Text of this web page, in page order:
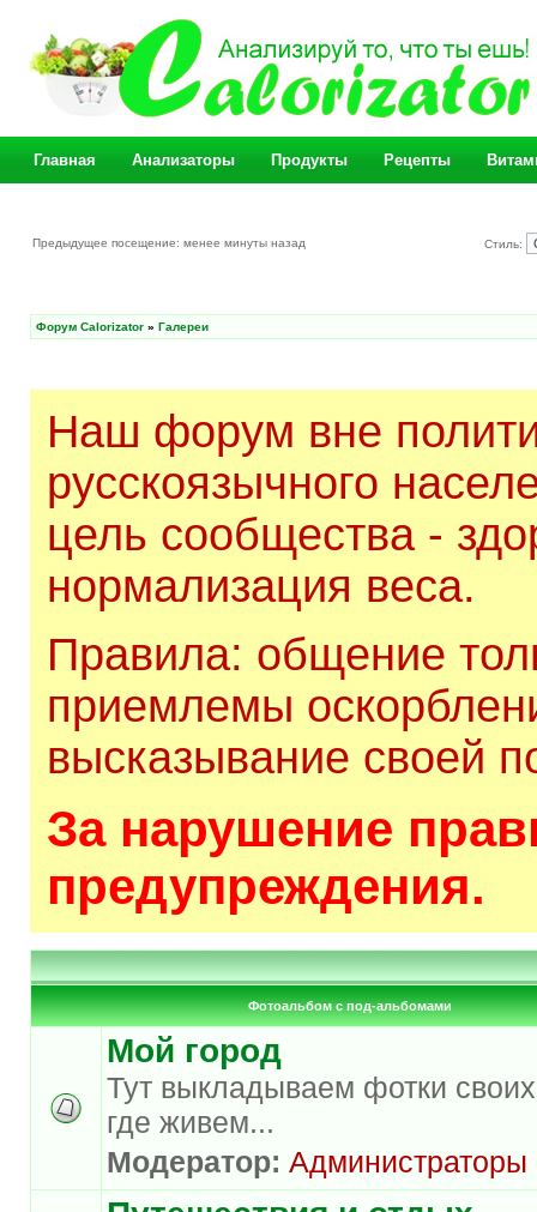
Главная Анализаторы Продукты Рецепты
Предыдущее посещение: менее минуты назад Стиль:
Форум Calorizator » Галереи
Наш форум вне
русскоязычного
цель сообщества -
нормализация веса.
Правила: общение
приемлемы
высказывание своей
За нарушение
предупреждения.
Фотоальбом с под-альбомами
Мой город
Тут выкладываем фотки
где живем...
Модератор: Администраторы